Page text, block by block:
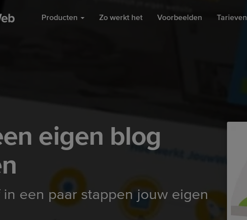
Producten Zo werkt het Voorbeelden Tarieven
eigen blog
in een paar stappen jouw eigen